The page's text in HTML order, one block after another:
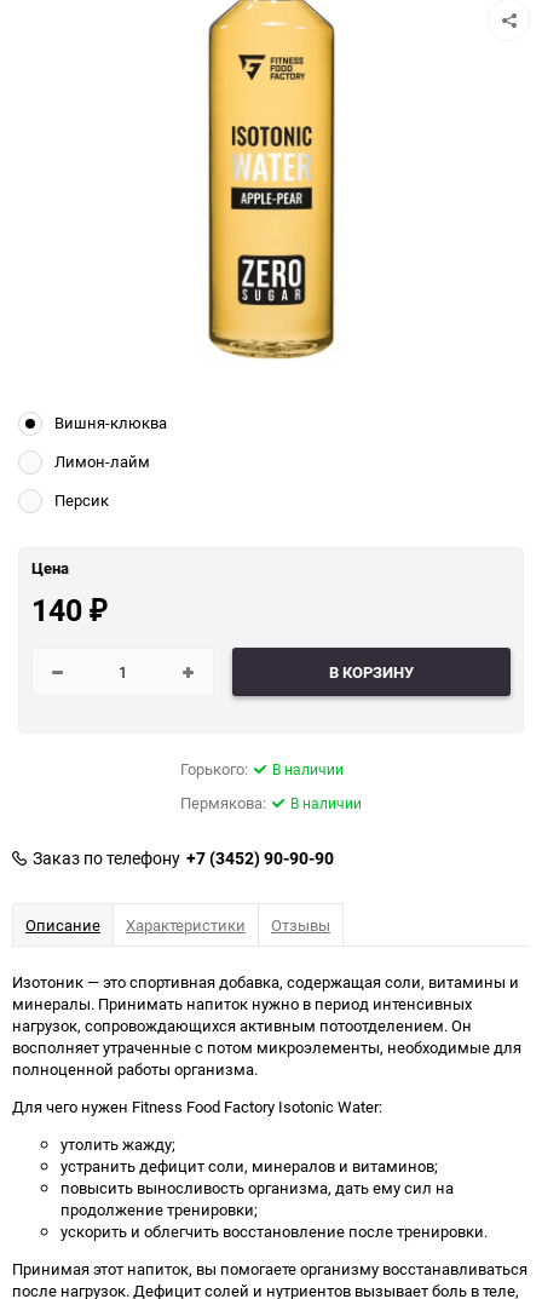
Вишня-клюква
Лимон-лайм
Персик
Цена
140 ₽
В КОРЗИНУ
Горького: В наличии
Пермякова: В наличии
Заказ по телефону +7 (3452) 90-90-90
Описание Характеристики Отзывы
Изотоник — это спортивная добавка, содержащая соли, витамины и
минералы. Принимать напиток нужно в период интенсивных
нагрузок, сопровождающихся активным потоотделением. Он
восполняет утраченные с потом микроэлементы, необходимые для
полноценной работы организма.
Для чего нужен Fitness Food Factory Isotonic Water:
утолить жажду;
устранить дефицит соли, минералов и витаминов;
повысить выносливость организма, дать ему сил на
продолжение тренировки;
ускорить и облегчить восстановление после тренировки.
Принимая этот напиток, вы помогаете организму восстанавливаться
после нагрузок. Дефицит солей и нутриентов вызывает боль в теле,